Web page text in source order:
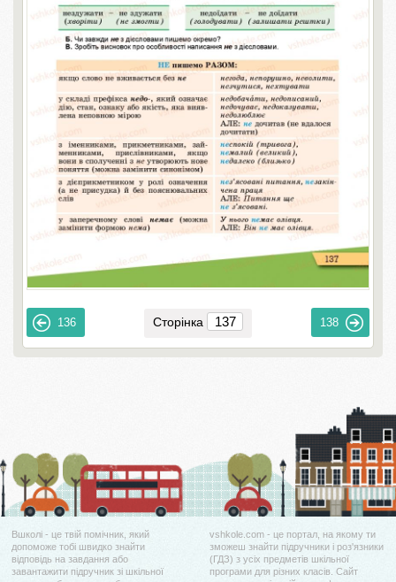
136 Сторінка 138
Вшколі - це твій помічник, який
допоможе тобі швидко знайти
відповідь на завдання або
завантажити підручник зі шкільної
vshkole.com - це портал, на якому ти
зможеш знайти підручники і роз'язники
(ГДЗ) з усіх предметів шкільної
програми для різних класів. Сайт